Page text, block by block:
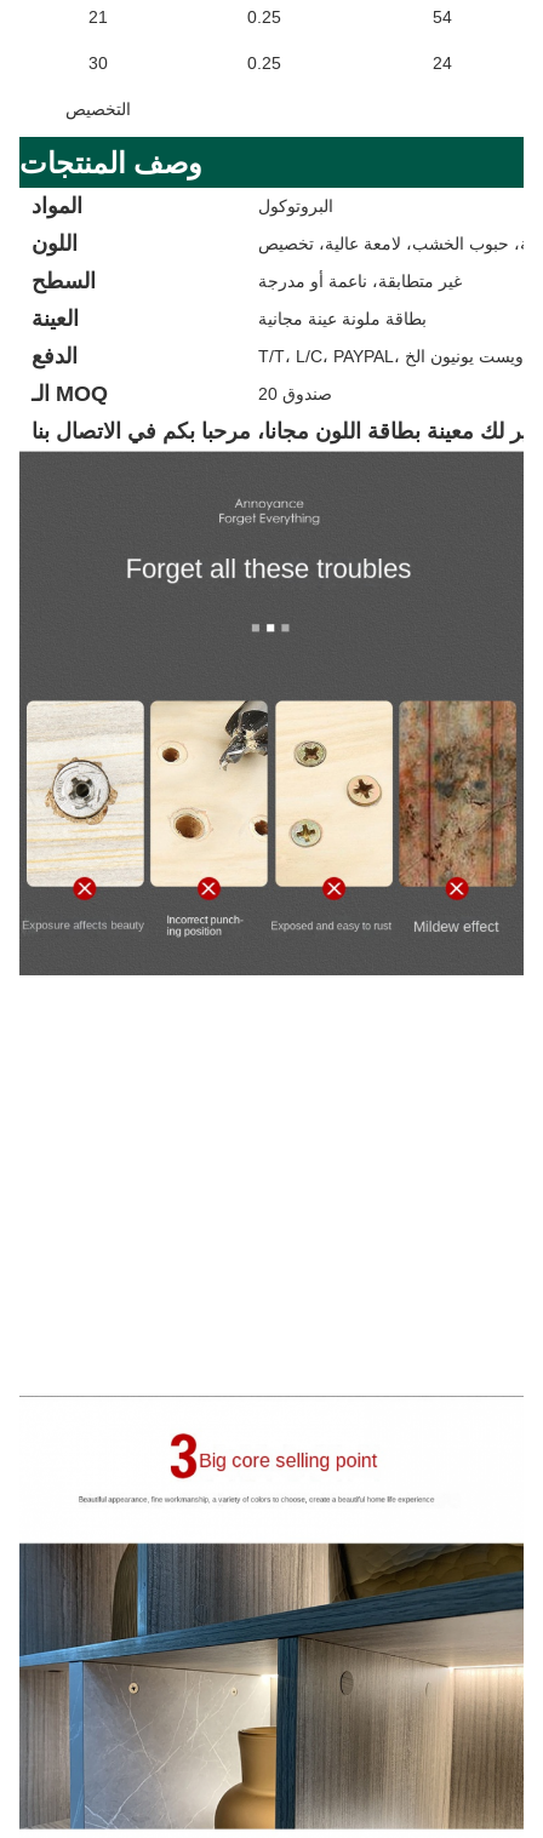
21 0.25 54
30 0.25 24
التخصيص
وصف المنتجات
المواد البروتوكول
اللون حبوب الخشب، لامعة عالية، تخصيص
السطح غير متطابقة، ناعمة أو مدرجة
العينة بطاقة ملونة عينة مجانية
الدفع T/T، L/C، PAYPAL، ويست يونيون الخ
الـ MOQ صندوق 20
لك معينة بطاقة اللون مجانا، مرحبا بكم في الاتصال بنا